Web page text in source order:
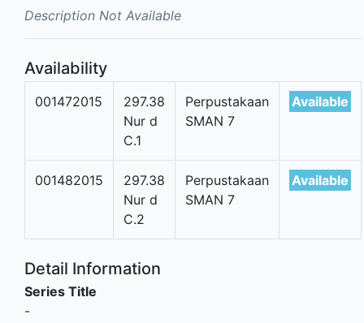
Description Not Available
Availability
001472015
297.38
Nur d
C.1
Perpustakaan
SMAN 7
Available
001482015
297.38
Nur d
C.2
Perpustakaan
SMAN 7
Available
Detail Information
Series Title
-